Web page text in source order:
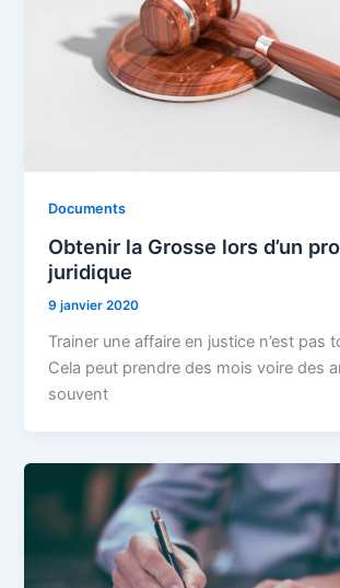
Documents
Obtenir la Grosse lors d’un
juridique
9 janvier 2020
Trainer une affaire en justice n’est pas
Cela peut prendre des mois voire des
souvent